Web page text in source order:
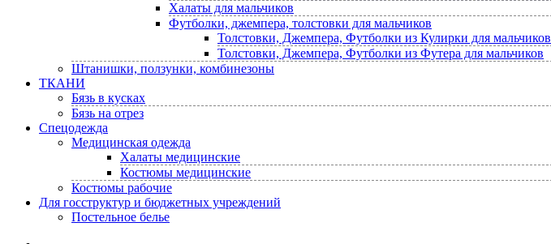
Халаты для мальчиков
Футболки, джемпера, толстовки для мальчиков
Толстовки, Джемпера, Футболки из Кулирки для мальчиков
Толстовки, Джемпера, Футболки из Футера для мальчиков
Штанишки, ползунки, комбинезоны
ТКАНИ
Бязь в кусках
Бязь на отрез
Спецодежда
Медицинская одежда
Халаты медицинские
Костюмы медицинские
Костюмы рабочие
Для госструктур и бюджетных учреждений
Постельное белье